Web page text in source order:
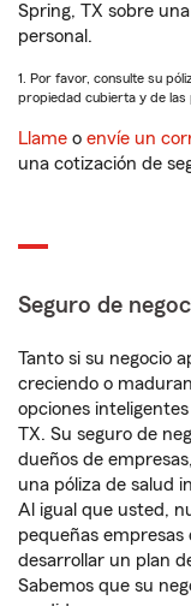
Spring, TX sobre
personal.
1. Por favor, consulte su
propiedad cubierta y de las
Llame o envíe un
una cotización de
Seguro de
Tanto si su negocio
creciendo o
opciones
TX. Su seguro de
dueños de
una póliza de salud
Al igual que usted,
pequeñas
desarrollar un plan
Sabemos que su